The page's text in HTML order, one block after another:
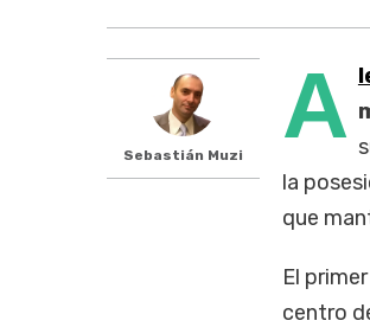
Sebastián Muzi A
la
que
El
centro